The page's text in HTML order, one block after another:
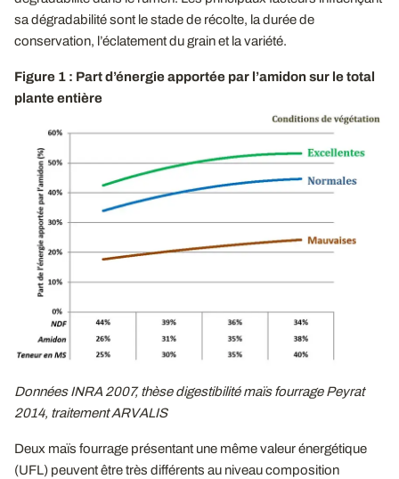
sa dégradabilité sont le stade de récolte, la durée de
conservation, l’éclatement du grain et la variété.
Figure 1 : Part d’énergie apportée par l’amidon sur le total
plante entière
Données INRA 2007, thèse digestibilité maïs fourrage Peyrat
2014, traitement ARVALIS
Deux maïs fourrage présentant une même valeur énergétique
(UFL) peuvent être très différents au niveau composition